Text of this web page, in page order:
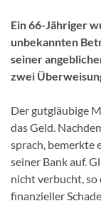
Ein 66-Jähriger
unbekannten
seiner
zwei
Der gutgläubige
das Geld.
sprach, bemerkte
seiner Bank auf.
nicht verbucht, so
finanzieller